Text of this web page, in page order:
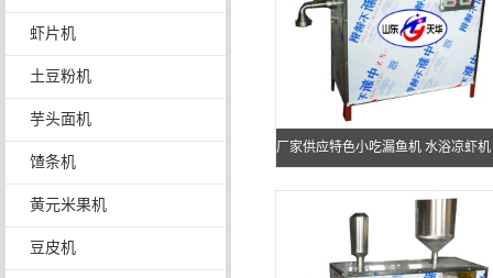
虾片机
土豆粉机
芋头面机
馇条机
黄元米果机
豆皮机
厂家供应特色小吃漏鱼机 水浴凉虾机